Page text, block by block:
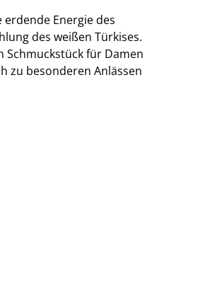
Energie des
des weißen Türkises.
Schmuckstück für Damen
zu besonderen Anlässen